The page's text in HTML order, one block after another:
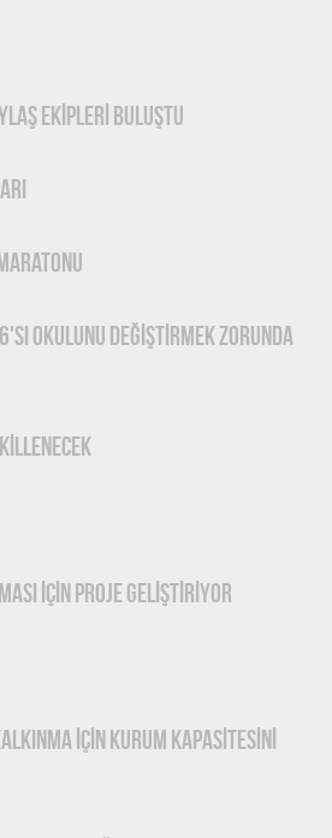
EKİPLERİ BULUŞTU
OKULUNU DEĞİŞTİRMEK ZORUNDA
İÇİN PROJE GELİŞTİRİYOR
İÇİN KURUM KAPASİTESİNİ